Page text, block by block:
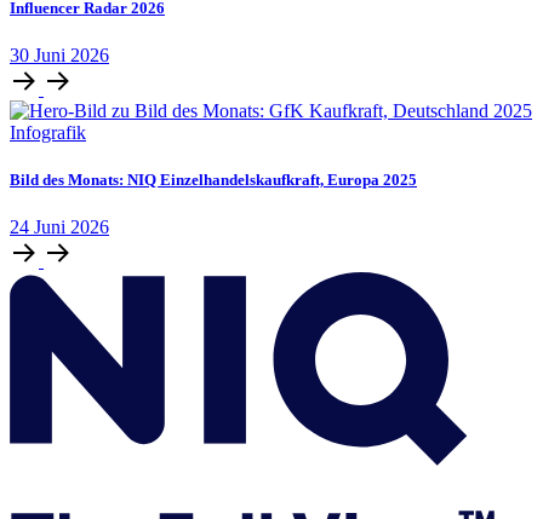
Influencer Radar 2026
30 Juni 2026
Infografik
Bild des Monats: NIQ Einzelhandelskaufkraft, Europa 2025
24 Juni 2026